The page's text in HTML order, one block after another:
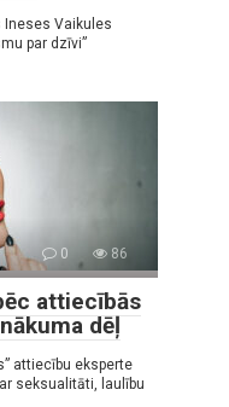
Ineses Vaikules
par dzīvi”
0 86
attiecībās
dēļ
attiecību eksperte
seksualitāti, laulību